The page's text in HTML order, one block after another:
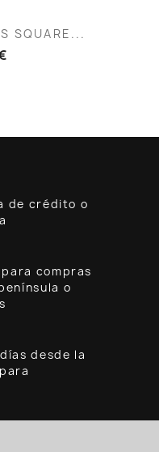
SQUARE...
de crédito o
compras
o
desde la